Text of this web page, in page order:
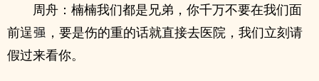
周舟：楠楠我们都是兄弟，你千万不要在我们面
前逞
，要是伤的重的话就直接去医院，我们立刻请
假过来看你。